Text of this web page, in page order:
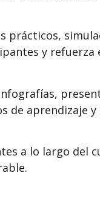
prácticos,
y refuerza
de aprendizaje
a lo largo del